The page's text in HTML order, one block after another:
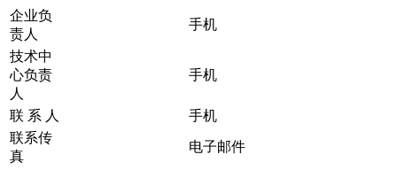
企业负
责人
手机
技术中
心负责
人
手机
联 系 人
手机
联系传
真
电子邮件